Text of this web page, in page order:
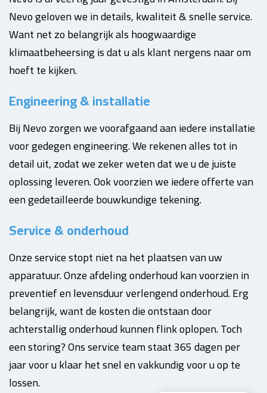
Nevo geloven we in details, kwaliteit & snelle service.
Want net zo belangrijk als hoogwaardige
klimaatbeheersing is dat u als klant nergens naar om
hoeft te kijken.
Engineering & installatie
Bij Nevo zorgen we voorafgaand aan iedere installatie
voor gedegen engineering. We rekenen alles tot in
detail uit, zodat we zeker weten dat we u de juiste
oplossing leveren. Ook voorzien we iedere offerte van
een gedetailleerde bouwkundige tekening.
Service & onderhoud
Onze service stopt niet na het plaatsen van uw
apparatuur. Onze afdeling onderhoud kan voorzien in
preventief en levensduur verlengend onderhoud. Erg
belangrijk, want de kosten die ontstaan door
achterstallig onderhoud kunnen flink oplopen. Toch
een storing? Ons service team staat 365 dagen per
jaar voor u klaar het snel en vakkundig voor u op te
lossen.